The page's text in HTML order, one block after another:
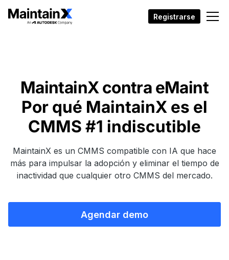
Registrarse
MaintainX contra eMaint
Por qué MaintainX es el
CMMS #1 indiscutible
MaintainX es un CMMS compatible con IA que hace
más para impulsar la adopción y eliminar el tiempo de
inactividad que cualquier otro CMMS del mercado.
Agendar demo